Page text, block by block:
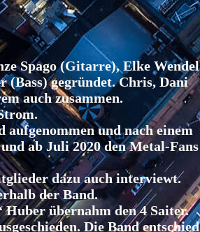
Spago (Gitarre), Elke Wendel
(Bass) gegründet. Chris, Dani
auch zusammen.
aufgenommen und nach einem
ab Juli 2020 den Metal-Fans
dazu auch interviewt.
der Band.
übernahm den 4 Saiter.
Die Band entschied